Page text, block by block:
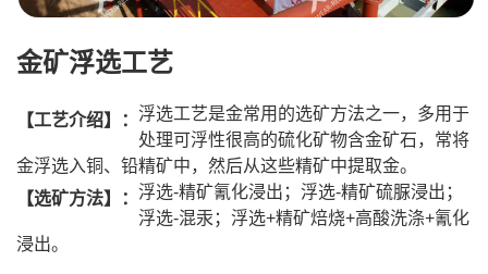
金矿浮选工艺
【工艺介绍】： 浮选工艺是金常用的选矿方法之一，多用于
处理可浮性很高的硫化矿物含金矿石，常将
金浮选入铜、铅精矿中，然后从这些精矿中提取金。
【选矿方法】： 浮选-精矿氰化浸出；浮选-精矿硫脲浸出；
浮选-混汞；浮选+精矿焙烧+高酸洗涤+氰化
浸出。